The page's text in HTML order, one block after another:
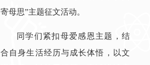
寄母思”主题征文活动。
同学们紧扣母爱感恩主题，结
合自身生活经历与成长体悟，以文